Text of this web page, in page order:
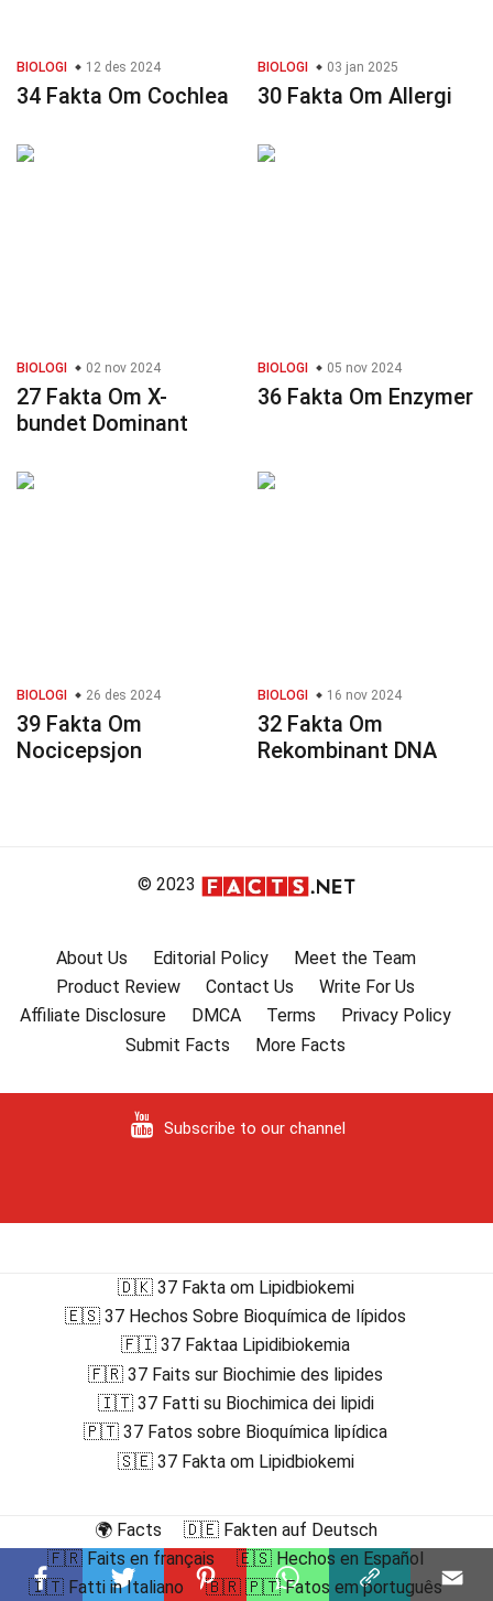
BIOLOGI 12 des 2024
34 Fakta Om Cochlea
BIOLOGI 03 jan 2025
30 Fakta Om Allergi
BIOLOGI 02 nov 2024
27 Fakta Om X-
bundet Dominant
BIOLOGI 05 nov 2024
36 Fakta Om Enzymer
BIOLOGI 26 des 2024
39 Fakta Om
Nocicepsjon
BIOLOGI 16 nov 2024
32 Fakta Om
Rekombinant DNA
© 2023
About Us Editorial Policy
Meet the Team
Product Review
Contact Us
Write For Us
Affiliate Disclosure
DMCA Terms
Privacy Policy
Submit Facts
More Facts
Subscribe to our channel
🇩🇰 37 Fakta om Lipidbiokemi
🇪🇸 37 Hechos Sobre Bioquímica de lípidos
🇫🇮 37 Faktaa Lipidibiokemia
🇫🇷 37 Faits sur Biochimie des lipides
🇮🇹 37 Fatti su Biochimica dei lipidi
🇵🇹 37 Fatos sobre Bioquímica lipídica
🇸🇪 37 Fakta om Lipidbiokemi
🌍 Facts
🇩🇪 Fakten auf Deutsch
🇫🇷 Faits en français
🇪🇸 Hechos en Español
🇮🇹 Fatti in Italiano
🇧🇷 🇵🇹 Fatos em português